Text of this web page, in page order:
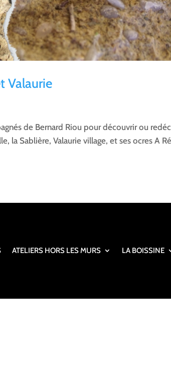
Valaurie
de Bernard Riou pour découvrir ou
la Sablière, Valaurie village, et ses ocres A
ATELIERS HORS LES MURS LA BOISSINE